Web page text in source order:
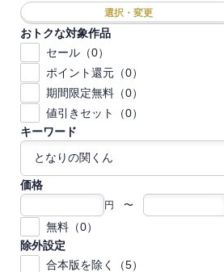
選択・変更
おトクな対象作品
セール（0）
ポイント還元（0）
期間限定無料（0）
値引きセット（0）
キーワード
価格
円 〜
無料（0）
除外設定
合本版を除く（5）